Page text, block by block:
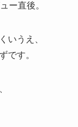
ー直後。
いうえ、
です。